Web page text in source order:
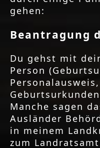
gehen:
Beantragung
Du gehst mit
Person
Manche sagen
Ausländer
in meinem
zum